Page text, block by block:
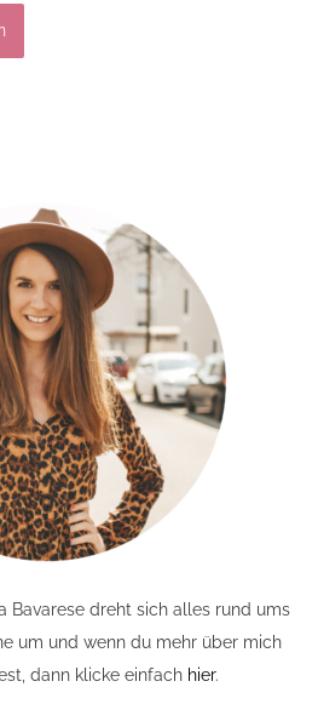
Bavarese dreht sich alles rund ums
um und wenn du mehr über mich
dann klicke einfach hier.